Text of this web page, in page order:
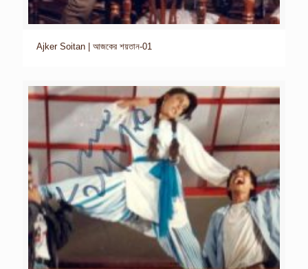
Ajker Soitan | আজকের শয়তান-01